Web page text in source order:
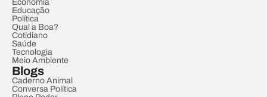
Economia
Educação
Política
Qual a Boa?
Cotidiano
Saúde
Tecnologia
Meio Ambiente
Blogs
Caderno Animal
Conversa Política